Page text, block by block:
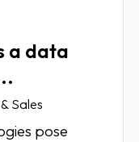
a data
Sales
pose